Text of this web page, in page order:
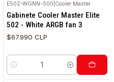
E502-WGNN-S00 Cooler Master
Gabinete Cooler Master Elite
502 - White ARGB fan 3
$67.990 CLP
Cantidad